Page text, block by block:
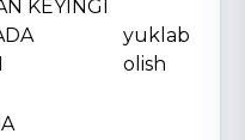
KЕYINGI
yuklab
olish